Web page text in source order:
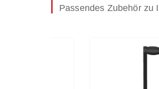
Passendes Zubehör zu